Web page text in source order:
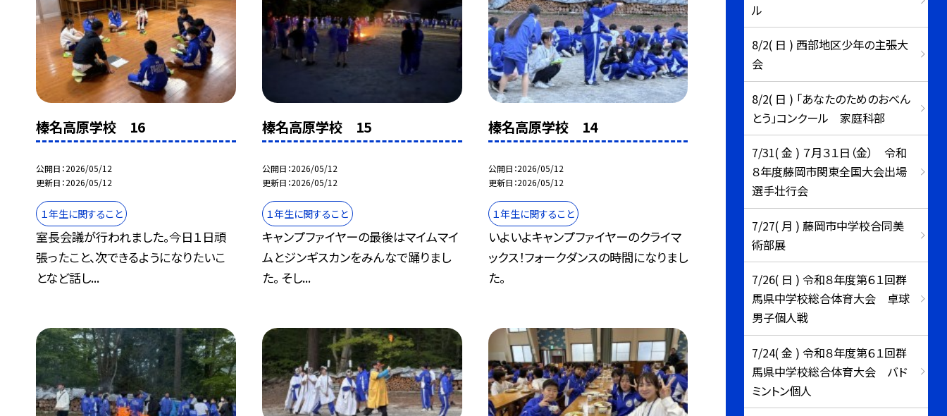
榛名高原学校 16
公開日 2026/05/12
更新日 2026/05/12
１年生に関すること
室長会議が行われました。今日１日頑
張ったこと、次できるようになりたいこ
となど話し...
榛名高原学校 15
公開日 2026/05/12
更新日 2026/05/12
１年生に関すること
キャンプファイヤーの最後はマイムマイ
ムとジンギスカンをみんなで踊りまし
た。 そし...
榛名高原学校 14
公開日 2026/05/12
更新日 2026/05/12
１年生に関すること
いよいよキャンプファイヤーのクライマ
ックス！フォークダンスの時間になりまし
た。
ル
8/2( 日 ) 西部地区少年の主張大
会
8/2( 日 ) 「あなたのためのおべん
とう」コンクール 家庭科部
7/31( 金 ) ７月３１日（金） 令和
８年度藤岡市関東全国大会出場
選手壮行会
7/27( 月 ) 藤岡市中学校合同美
術部展
7/26( 日 ) 令和８年度第６１回群
馬県中学校総合体育大会 卓球
男子個人戦
7/24( 金 ) 令和８年度第６１回群
馬県中学校総合体育大会 バド
ミントン個人